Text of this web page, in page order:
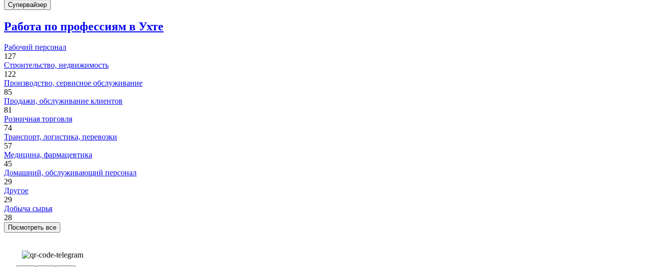
Супервайзер
Работа по профессиям в Ухте
Рабочий персонал
127
Строительство, недвижимость
122
Производство, сервисное обслуживание
85
Продажи, обслуживание клиентов
81
Розничная торговля
74
Транспорт, логистика, перевозки
57
Медицина, фармацевтика
45
Домашний, обслуживающий персонал
29
Другое
29
Добыча сырья
28
Посмотреть все